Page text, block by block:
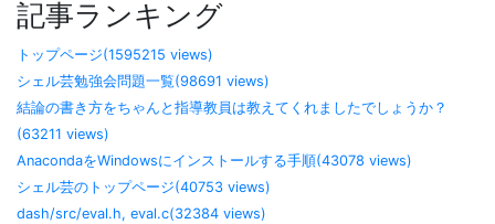
記事ランキング
トップページ(1595215 views)
シェル芸勉強会問題一覧(98691 views)
結論の書き方をちゃんと指導教員は教えてくれましたでしょうか？
(63211 views)
AnacondaをWindowsにインストールする手順(43078 views)
シェル芸のトップページ(40753 views)
dash/src/eval.h, eval.c(32384 views)